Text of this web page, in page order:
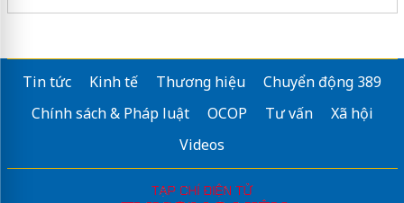
Tin tức Kinh tế Thương hiệu
Chuyển động 389
Chính sách & Pháp luật
OCOP Tư vấn
Xã hội
Videos